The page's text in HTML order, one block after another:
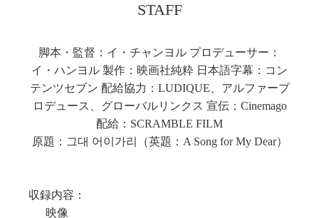
STAFF
脚本・監督：イ・チャンヨル プロデューサー：
イ・ハンヨル 製作：映画社純粋 日本語字幕：コン
テンツセブン 配給協力：LUDIQUE、アルファープ
ロデュース、グローバルリンクス 宣伝：Cinemago
配給：SCRAMBLE FILM
原題：그대 어이가리（英題：A Song for My Dear）
収録内容：
映像